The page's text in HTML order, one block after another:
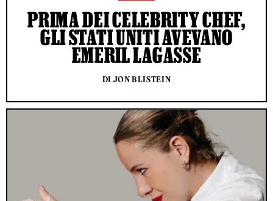
PRIMA DEI CELEBRITY CHEF,
GLI STATI UNITI AVEVANO
EMERIL LAGASSE
DI JON BLISTEIN